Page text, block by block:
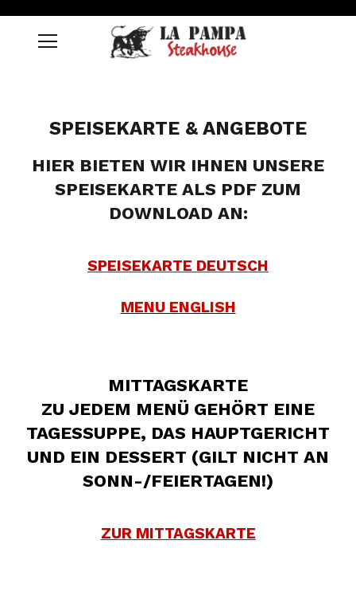
SPEISEKARTE & ANGEBOTE
HIER BIETEN WIR IHNEN UNSERE
SPEISEKARTE ALS PDF ZUM
DOWNLOAD AN:
SPEISEKARTE DEUTSCH
MENU ENGLISH
MITTAGSKARTE
ZU JEDEM MENÜ GEHÖRT EINE
TAGESSUPPE, DAS HAUPTGERICHT
UND EIN DESSERT (GILT NICHT AN
SONN-/FEIERTAGEN!)
ZUR MITTAGSKARTE